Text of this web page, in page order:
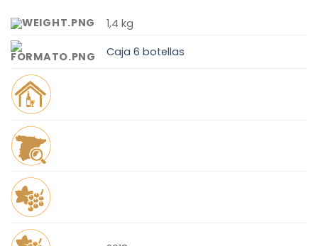
1,4 kg
Caja 6 botellas